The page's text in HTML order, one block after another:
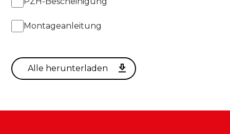
Montageanleitung